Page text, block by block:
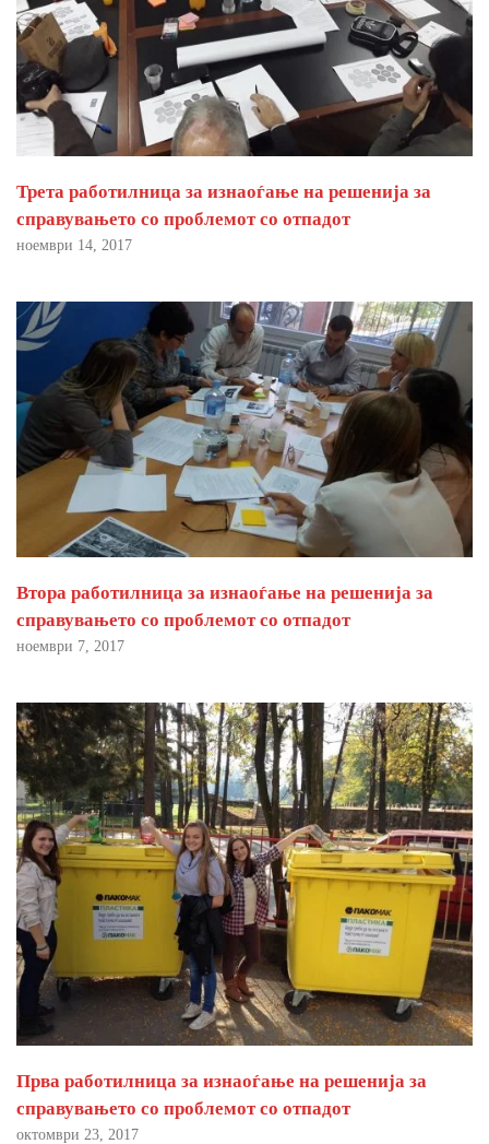
Трета работилница за изнаоѓање на решенија за
справувањето со проблемот со отпадот
ноември 14, 2017
Втора работилница за изнаоѓање на решенија за
справувањето со проблемот со отпадот
ноември 7, 2017
Прва работилница за изнаоѓање на решенија за
справувањето со проблемот со отпадот
октомври 23, 2017